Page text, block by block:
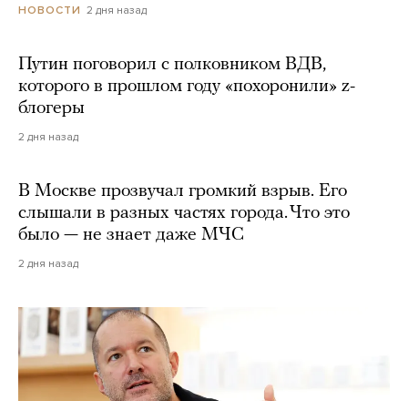
НОВОСТИ 2 дня назад
Путин поговорил с полковником ВДВ,
которого в прошлом году «похоронили» z-
блогеры
2 дня назад
В Москве прозвучал громкий взрыв. Его
слышали в разных частях города. Что это
было — не знает даже МЧС
2 дня назад